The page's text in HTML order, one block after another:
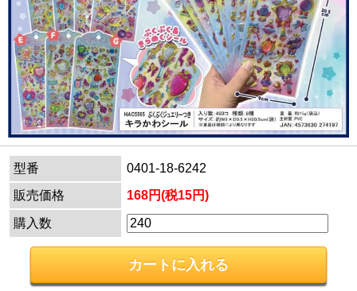
型番
0401-18-6242
販売価格
168円(税15円)
購入数